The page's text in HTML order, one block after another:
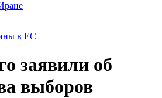
в ЕС
заявили об
выборов